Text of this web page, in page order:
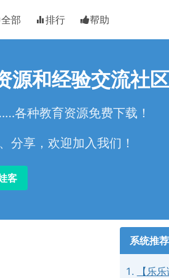
全部 排行 帮助
源和经验交流社区
各种教育资源免费下载！
分享，欢迎加入我们！
客
系统推荐
【乐